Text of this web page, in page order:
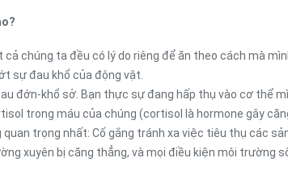
chúng ta đều có lý do riêng để ăn theo cách mà
sự đau khổ của động vật.
đớn-khổ sở. Bạn thực sự đang hấp thụ vào cơ thể
trong máu của chúng (cortisol là hormone gây
trọng nhất: Cố gắng tránh xa việc tiêu thụ các
xuyên bị căng thẳng, và mọi điều kiện môi trường